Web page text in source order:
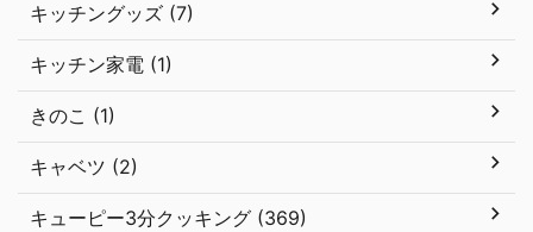
キッチングッズ (7)
キッチン家電 (1)
きのこ (1)
キャベツ (2)
キューピー3分クッキング (369)